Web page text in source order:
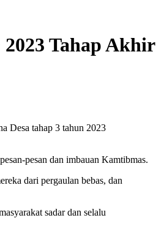
Tahap Akhir
Desa tahap 3 tahun 2023
pesan dan imbauan Kamtibmas.
dari pergaulan bebas, dan
sadar dan selalu